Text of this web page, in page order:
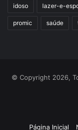
idoso lazer-e-
promic saúde
© Copyright 2026,
Página Inicial